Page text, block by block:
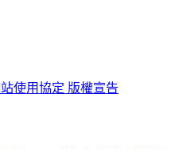
使用協定 版權宣告